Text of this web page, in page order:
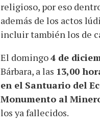
religioso, por eso
además de los actos
incluir también los de
El domingo4 de
Bárbara, a las 13,00
en el Santuario del
Monumento al
los ya fallecidos.